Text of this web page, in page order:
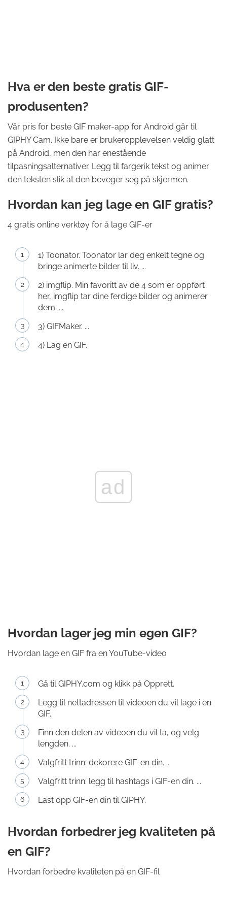
Hva er den beste gratis GIF-
produsenten?
Vår pris for beste GIF maker-app for Android går til
GIPHY Cam. Ikke bare er brukeropplevelsen veldig glatt
på Android, men den har enestående
tilpasningsalternativer. Legg til fargerik tekst og animer
den teksten slik at den beveger seg på skjermen.
Hvordan kan jeg lage en GIF gratis?
4 gratis online verktøy for å lage GIF-er
1) Toonator. Toonator lar deg enkelt tegne og
bringe animerte bilder til liv. ...
2) imgflip. Min favoritt av de 4 som er oppført
her, imgflip tar dine ferdige bilder og animerer
dem. ...
3) GIFMaker. ...
4) Lag en GIF.
ad
Hvordan lager jeg min egen GIF?
Hvordan lage en GIF fra en YouTube-video
Gå til GIPHY.com og klikk på Opprett.
Legg til nettadressen til videoen du vil lage i en
GIF.
Finn den delen av videoen du vil ta, og velg
lengden. ...
Valgfritt trinn: dekorere GIF-en din. ...
Valgfritt trinn: legg til hashtags i GIF-en din. ...
Last opp GIF-en din til GIPHY.
Hvordan forbedrer jeg kvaliteten på
en GIF?
Hvordan forbedre kvaliteten på en GIF-fil